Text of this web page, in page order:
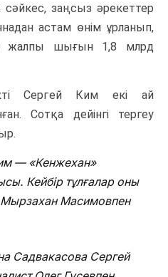
заңсыз әрекеттер
астам өнімұрланып,
жалпы шығын 1,8 млрд
Сергей Кимекі ай
Сотқа дейінгі тергеу
— «Кенжехан»
Кейбір тұлғалар оны
Масимовпен
Садвакасова Сергей